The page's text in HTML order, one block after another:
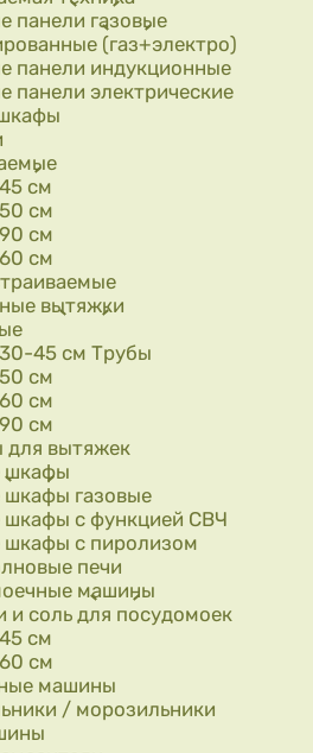
панели газовые
(газ+электро)
панели индукционные
панели электрические
см
см
см
см
вытяжки
45 см Трубы
см
см
см
для вытяжек
шкафы
газовые
шкафы с функцией СВЧ
шкафы с пиролизом
печи
машины
и соль для посудомоек
см
см
машины
/ морозильники